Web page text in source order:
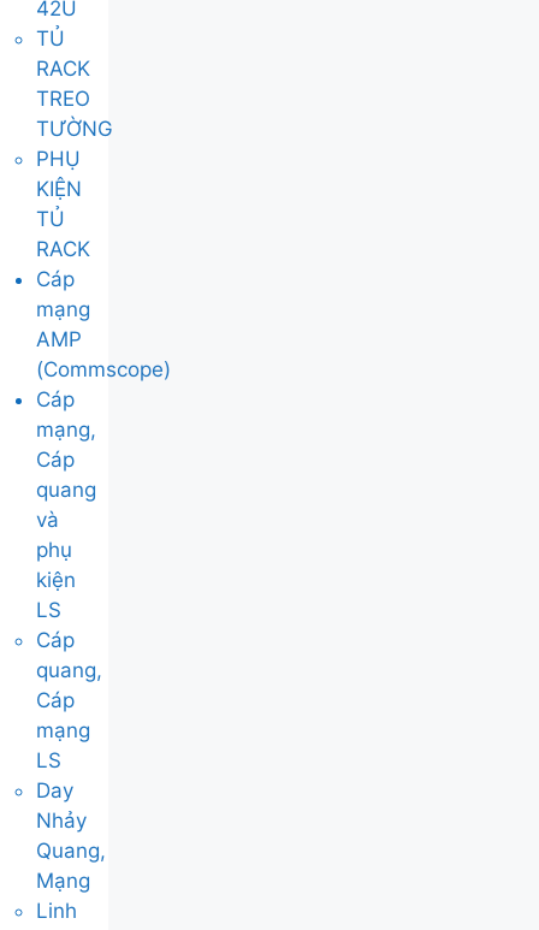
42U
TỦ
RACK
TREO
TƯỜNG
PHỤ
KIỆN
TỦ
RACK
Cáp
mạng
AMP
(Commscope)
Cáp
mạng,
Cáp
quang
và
phụ
kiện
LS
Cáp
quang,
Cáp
mạng
LS
Day
Nhảy
Quang,
Mạng
Linh